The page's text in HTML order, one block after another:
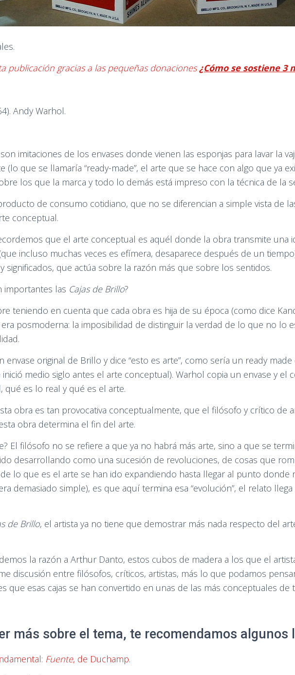
publicación gracias a las pequeñas donaciones¿Cómo se sostiene 3
Andy Warhol.
son imitaciones de los envases donde vienen las esponjas para lavar la
(lo que se llamaría “ready-made”, el arte que se hace con algo que ya
los que la marca y todo lo demás está impreso con la técnica de la
de consumo cotidiano, que no se diferencian a simple vista de
conceptual.
que el arte conceptual es aquél donde la obra transmite una
incluso muchas veces es efímera, desaparece después de un
significados, que actúa sobre la razón más que sobre los sentidos.
importantes las Cajas de Brillo?
teniendo en cuenta que cada obra es hija de su época (como dice
posmoderna: la imposibilidad de distinguir la verdad de lo que no lo
envase original de Brillo y dice “esto es arte”, como sería un ready
medio siglo antes el arte conceptual). Warhol copia un envase y el
qué es lo real y qué es el arte.
obra es tan provocativa conceptualmente, que el filósofo y crítico de
obra determina el fin del arte.
El filósofo no se refiere a que ya no habrá más arte, sino a que se
desarrollando como una sucesión de revoluciones, de cosas que
lo que es el arte se han ido expandiendo hasta llegar al punto donde
demasiado simple), es que aquí termina esa “evolución”, el relato
de Brillo, el artista ya no tiene que demostrar más nada respecto del
la razón a Arthur Danto, estos cubos de madera a los que el
discusión entre filósofos, críticos, artistas, más lo que podamos
que esas cajas se han convertido en unas de las más conceptuales
más sobre el tema, te recomendamos algunos
Fuente, de Duchamp.